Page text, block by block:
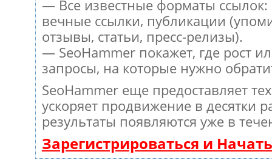
— Все известные форматы
вечные ссылки, публикации
отзывы, статьи, пресс-релизы).
— SeoHammer покажет, где рост
запросы, на которые нужно
SeoHammer еще предоставляет
ускоряет продвижение в десятки
результаты появляются уже в
Зарегистрироваться и